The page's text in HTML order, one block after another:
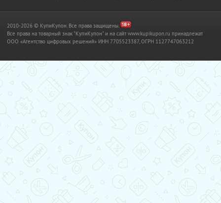
2010-2026 © КупиКупон. Все права защищены.
Все права на товарный знак "КупиКупон" и на сайт www.kupikupon.ru принадлежат
OOO «Агентство цифровых решений» ИНН 7705523387, ОГРН 1127747063212